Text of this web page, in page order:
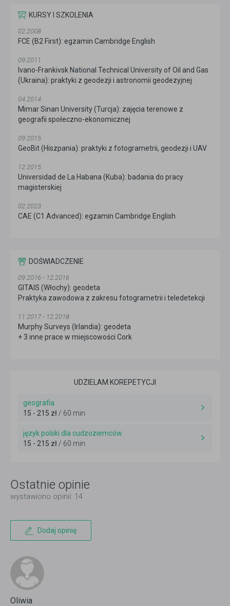
KURSY I SZKOLENIA
02.2008
FCE (B2 First): egzamin Cambridge English
09.2011
Ivano-Frankivsk National Technical University of Oil and Gas
(Ukraina): praktyki z geodezji i astronomii geodezyjnej
04.2014
Mimar Sinan University (Turcja): zajęcia terenowe z
geografii społeczno-ekonomicznej
09.2015
GeoBit (Hiszpania): praktyki z fotogrametrii, geodezji i UAV
12.2015
Universidad de La Habana (Kuba): badania do pracy
magisterskiej
02.2023
CAE (C1 Advanced): egzamin Cambridge English
DOŚWIADCZENIE
09.2016 - 12.2016
GITAIS (Włochy): geodeta
Praktyka zawodowa z zakresu fotogrametrii i teledetekcji
11.2017 - 12.2018
Murphy Surveys (Irlandia): geodeta
+ 3 inne prace w miejscowości Cork
UDZIELAM KOREPETYCJI
geografia
15 - 215 zł / 60 min
język polski dla cudzoziemców
15 - 215 zł / 60 min
Ostatnie opinie
wystawiono opinii: 14
Dodaj opinię
Oliwia